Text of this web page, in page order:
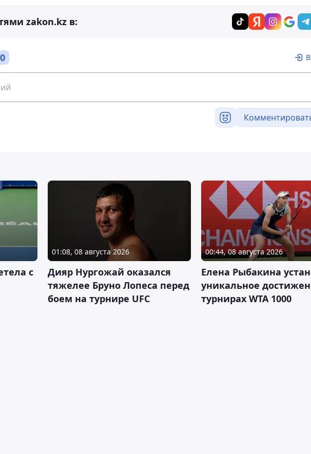
zakon.kz в:
0
с
01:08, 08 августа 2026
Дияр Нургожай оказался
тяжелее Бруно Лопеса перед
боем на турнире UFC
00:44, 08 августа 2026
Елена Рыбакина
уникальное
турнирах WTA 1000